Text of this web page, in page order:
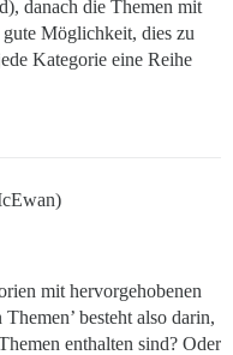
danach die Themen mit
Möglichkeit, dies zu
Kategorie eine Reihe
mit hervorgehobenen
besteht also darin,
enthalten sind? Oder